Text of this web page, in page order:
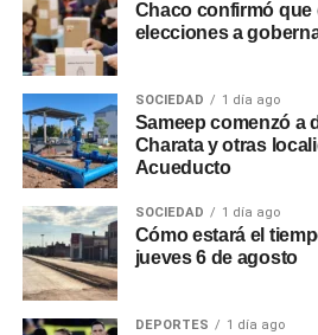
Chaco confirmó que
elecciones a
SOCIEDAD 1 día ago
Sameep comenzó a
Charata y otras
Acueducto
SOCIEDAD 1 día ago
Cómo estará el
jueves 6 de agosto
DEPORTES 1 día ago